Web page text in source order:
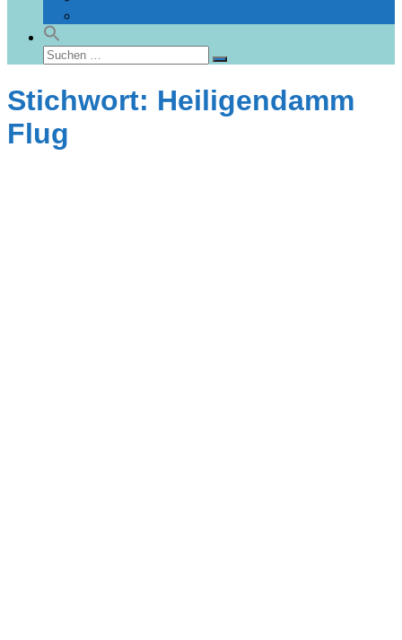
Suchen
nach:
Suchen
Stichwort: Heiligendamm
Flug